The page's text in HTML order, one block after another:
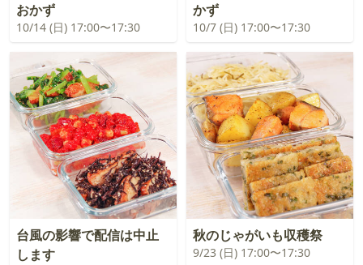
おかず
10/14 (日) 17:00〜17:30
かず
10/7 (日) 17:00〜17:30
台風の影響で配信は中止
します
秋のじゃがいも収穫祭
9/23 (日) 17:00〜17:30